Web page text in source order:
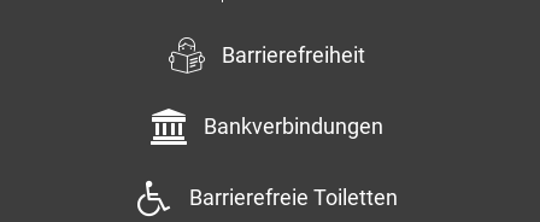
Barrierefreiheit
Bankverbindungen
Barrierefreie Toiletten